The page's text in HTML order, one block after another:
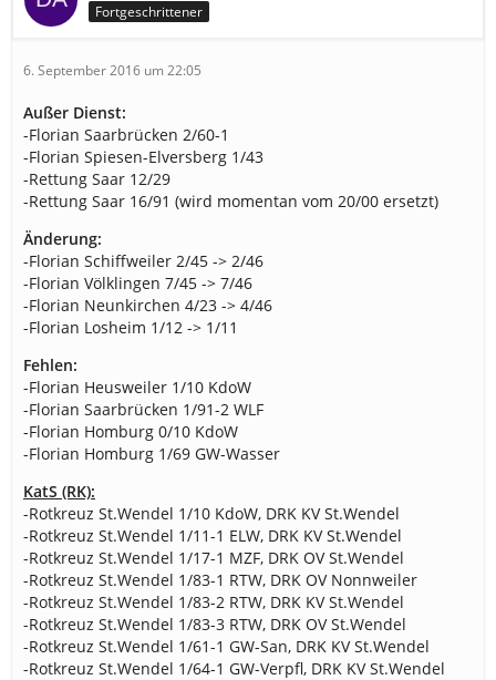
Fortgeschrittener
6. September 2016 um 22:05
Außer Dienst:
-Florian Saarbrücken 2/60-1
-Florian Spiesen-Elversberg 1/43
-Rettung Saar 12/29
-Rettung Saar 16/91 (wird momentan vom 20/00 ersetzt)
Änderung:
-Florian Schiffweiler 2/45 -> 2/46
-Florian Völklingen 7/45 -> 7/46
-Florian Neunkirchen 4/23 -> 4/46
-Florian Losheim 1/12 -> 1/11
Fehlen:
-Florian Heusweiler 1/10 KdoW
-Florian Saarbrücken 1/91-2 WLF
-Florian Homburg 0/10 KdoW
-Florian Homburg 1/69 GW-Wasser
KatS (RK):
-Rotkreuz St.Wendel 1/10 KdoW, DRK KV St.Wendel
-Rotkreuz St.Wendel 1/11-1 ELW, DRK KV St.Wendel
-Rotkreuz St.Wendel 1/17-1 MZF, DRK OV St.Wendel
-Rotkreuz St.Wendel 1/83-1 RTW, DRK OV Nonnweiler
-Rotkreuz St.Wendel 1/83-2 RTW, DRK KV St.Wendel
-Rotkreuz St.Wendel 1/83-3 RTW, DRK OV St.Wendel
-Rotkreuz St.Wendel 1/61-1 GW-San, DRK KV St.Wendel
-Rotkreuz St.Wendel 1/64-1 GW-Verpfl, DRK KV St.Wendel